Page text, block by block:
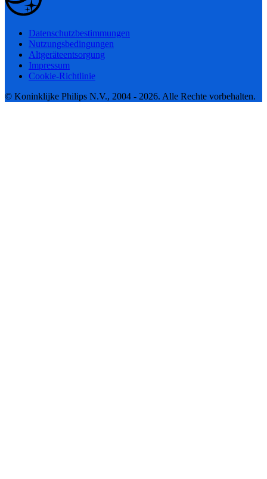
Datenschutzbestimmungen
Nutzungsbedingungen
Altgeräteentsorgung
Impressum
Cookie-Richtlinie
© Koninklijke Philips N.V., 2004 - 2026. Alle Rechte vorbehalten.